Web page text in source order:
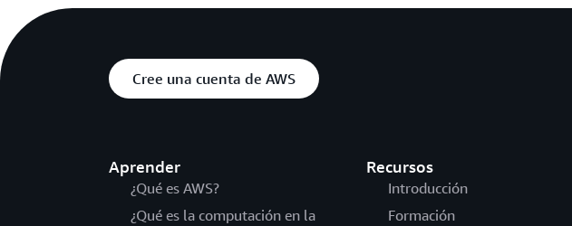
Cree una cuenta de AWS
Aprender
¿Qué es AWS?
¿Qué es la computación en la
Recursos
Introducción
Formación